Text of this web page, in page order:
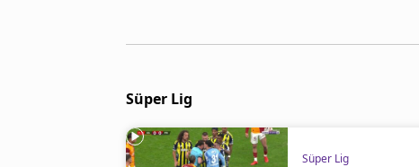
Mentions légales
Paramétrer mon consentement
Süper Lig
Süper Lig